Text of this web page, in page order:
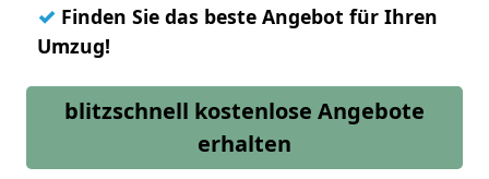
✓ Finden Sie das beste Angebot für Ihren
Umzug!
blitzschnell kostenlose Angebote
erhalten